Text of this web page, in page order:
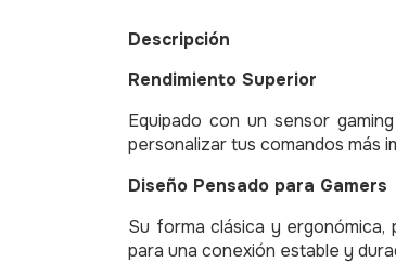
Descripción
Rendimiento Superior
Equipado con un sensor
personalizar tus comandos más
Diseño Pensado para Gamers
Su forma clásica y ergonómica,
para una conexión estable y